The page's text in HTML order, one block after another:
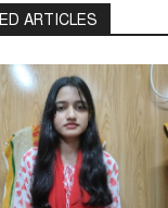
ARTICLES